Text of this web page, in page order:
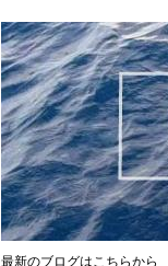
最新のブログはこちらから